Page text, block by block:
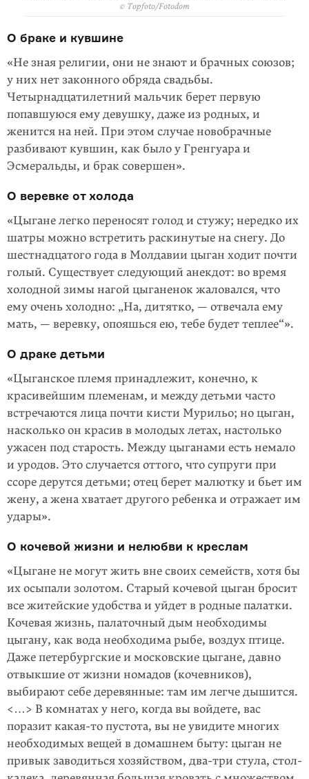
© Topfoto/Fotodom
О браке и кувшине
«Не зная религии, они не знают и брачных союзов;
у них нет законного обряда свадьбы.
Четырнадцатилетний мальчик берет первую
попавшуюся ему девушку, даже из родных, и
женится на ней. При этом случае новобрачные
разбивают кувшин, как было у Гренгуара и
Эсмеральды, и брак совершен».
О веревке от холода
«Цыгане легко переносят голод и стужу; нередко их
шатры можно встретить раскинутые на снегу. До
шестнадцатого года в Молдавии цыган ходит почти
голый. Существует следующий анекдот: во время
холодной зимы нагой цыганенок жаловался, что
ему очень холодно: „На, дитятко, — отвечала ему
мать, — веревку, опояшься ею, тебе будет теплее“».
О драке детьми
«Цыганское племя принадлежит, конечно, к
красивейшим племенам, и между детьми часто
встречаются лица почти кисти Мурильо; но цыган,
насколько он красив в молодых летах, настолько
ужасен под старость. Между цыганами есть немало
и уродов. Это случается оттого, что супруги при
ссоре дерутся детьми; отец берет малютку и бьет им
жену, а жена хватает другого ребенка и отражает им
удары».
О кочевой жизни и нелюбви к креслам
«Цыгане не могут жить вне своих семейств, хотя бы
их осыпали золотом. Старый кочевой цыган бросит
все житейские удобства и уйдет в родные палатки.
Кочевая жизнь, палаточный дым необходимы
цыгану, как вода необходима рыбе, воздух птице.
Даже петербургские и московские цыгане, давно
отвыкшие от жизни номадов (кочевников),
выбирают себе деревянные: там им легче дышится.
<…> В комнатах у него, когда вы войдете, вас
поразит какая-то пустота, вы не увидите многих
необходимых вещей в домашнем быту: цыган не
привык заводиться хозяйством, два-три стула, стол-